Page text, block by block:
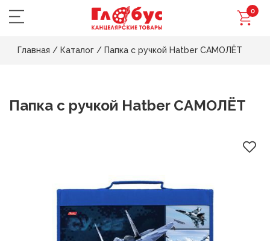
0
Главная / Каталог / Папка с ручкой Hatber САМОЛЁТ
Папка с ручкой Hatber САМОЛЁТ